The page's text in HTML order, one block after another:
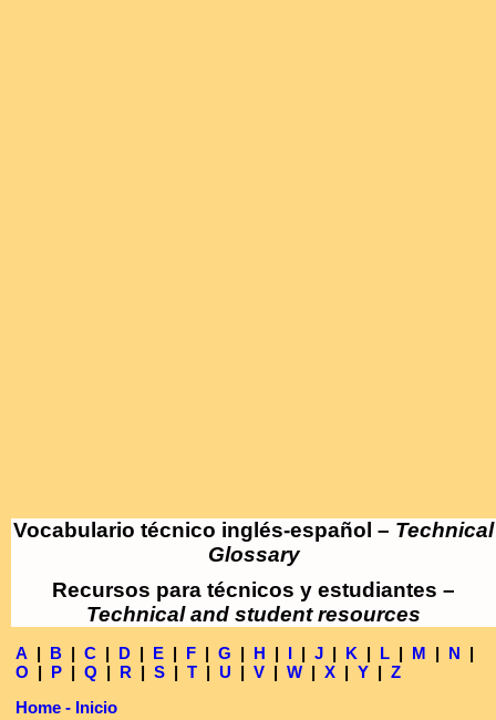
Vocabulario técnico inglés-español – Technical
Glossary
Recursos para técnicos y estudiantes –
Technical and student resources
A | B | C | D | E | F | G | H | I | J | K | L | M | N |
O | P | Q | R | S | T | U | V | W | X | Y | Z
Home - Inicio